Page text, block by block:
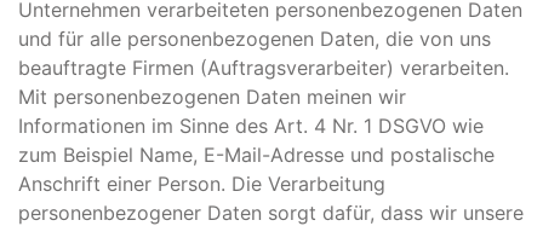
Unternehmen verarbeiteten personenbezogenen Daten
und für alle personenbezogenen Daten, die von uns
beauftragte Firmen (Auftragsverarbeiter) verarbeiten.
Mit personenbezogenen Daten meinen wir
Informationen im Sinne des Art. 4 Nr. 1 DSGVO wie
zum Beispiel Name, E-Mail-Adresse und postalische
Anschrift einer Person. Die Verarbeitung
personenbezogener Daten sorgt dafür, dass wir unsere